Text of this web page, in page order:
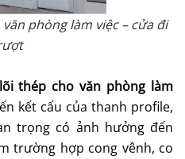
phòng làm việc – cửa đi
thép cho văn phòng làm
kết cấu của thanh profile,
trọng có ảnh hưởng đến
trường hợp cong vênh, co